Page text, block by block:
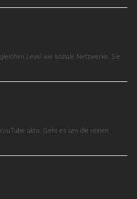
Level wie soziale Netzwerke. Sie
aktiv. Geht es um die reinen